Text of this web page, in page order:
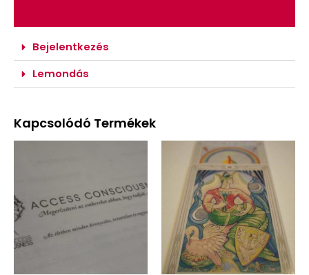
Kapcsolódó Termékek
Bejelentkezés
Lemondás